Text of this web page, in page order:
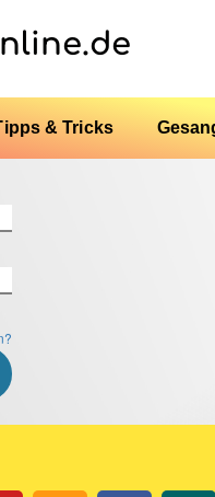
& Tricks